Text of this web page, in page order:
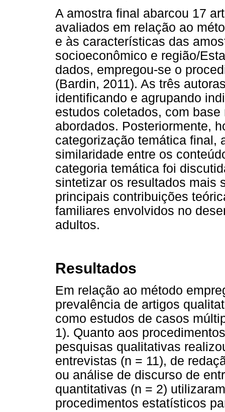
A amostra final abarcou 17
avaliados em relação ao
e às características das
socioeconômico e região/
dados, empregou-se o
(Bardin, 2011). As três
identificando e agrupando
estudos coletados, com
abordados. Posteriormente,
categorização temática final,
similaridade entre os
categoria temática foi
sintetizar os resultados mais
principais contribuições
familiares envolvidos no
adultos.
Resultados
Em relação ao método
prevalência de artigos
como estudos de casos
1). Quanto aos
pesquisas qualitativas
entrevistas (n = 11), de
ou análise de discurso de
quantitativas (n = 2)
procedimentos estatísticos